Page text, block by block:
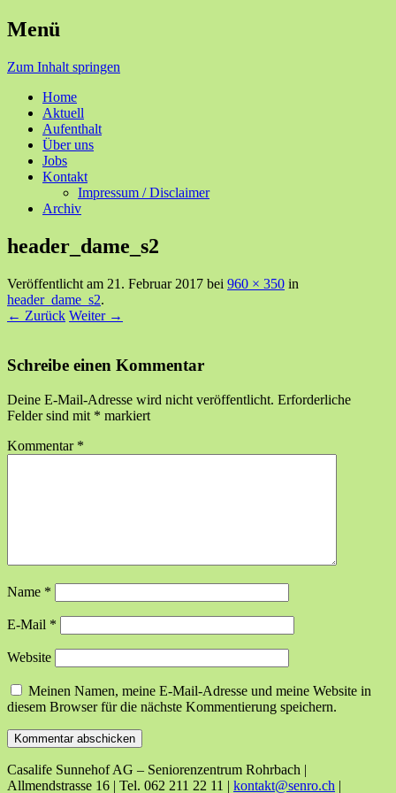
Rohrbach
Menü
Zum Inhalt springen
Home
Aktuell
Aufenthalt
Über uns
Jobs
Kontakt
Impressum / Disclaimer
Archiv
header_dame_s2
Veröffentlicht am 21. Februar 2017 bei 960 × 350 in
header_dame_s2.
← Zurück Weiter →
Schreibe einen Kommentar
Deine E-Mail-Adresse wird nicht veröffentlicht. Erforderliche
Felder sind mit * markiert
Kommentar *
Name *
E-Mail *
Website
Meinen Namen, meine E-Mail-Adresse und meine Website in
diesem Browser für die nächste Kommentierung speichern.
Casalife Sunnehof AG – Seniorenzentrum Rohrbach |
Allmendstrasse 16 | Tel. 062 211 22 11 | kontakt@senro.ch |